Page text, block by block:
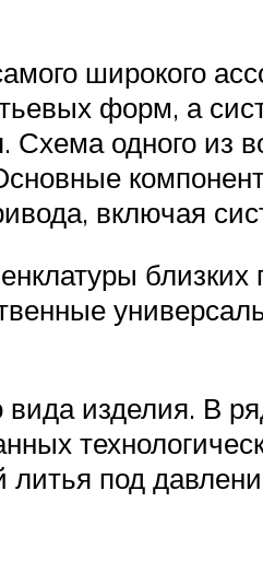
широкого
форм, а
Схема одного из
включая
близких
изделия. В
литья под